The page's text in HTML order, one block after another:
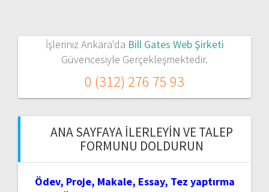
İşleriniz Ankara'da Bill Gates Web Şirketi
Güvencesiyle Gerçekleşmektedir.
0 (312) 276 75 93
ANA SAYFAYA İLERLEYIN VE TALEP
FORMUNU DOLDURUN
Ödev, Proje, Makale, Essay, Tez yaptırma